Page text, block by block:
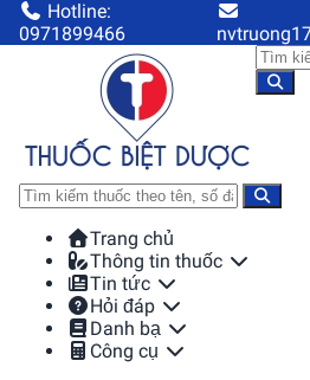
Hotline:
0971899466
Trang chủ
Thông tin thuốc
Tin tức
Hỏi đáp
Danh bạ
Công cụ